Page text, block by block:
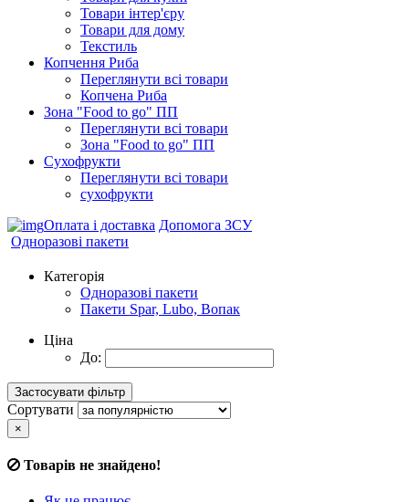
Товари інтер'єру
Товари для дому
Текстиль
Копчення Риба
Переглянути всі товари
Копчена Риба
Зона "Food to go" ПП
Переглянути всі товари
Зона "Food to go" ПП
Сухофрукти
Переглянути всі товари
сухофрукти
Оплата і доставка Допомога ЗСУ
Одноразові пакети
Категорія
Одноразові пакети
Пакети Spar, Lubo, Вопак
Ціна
До:
Сортувати
×
Товарів не знайдено!